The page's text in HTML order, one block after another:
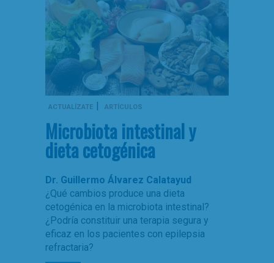
ACTUALÍZATE | ARTÍCULOS
Microbiota intestinal y
dieta cetogénica
Dr. Guillermo Álvarez Calatayud
¿Qué cambios produce una dieta
cetogénica en la microbiota intestinal?
¿Podría constituir una terapia segura y
eficaz en los pacientes con epilepsia
refractaria?